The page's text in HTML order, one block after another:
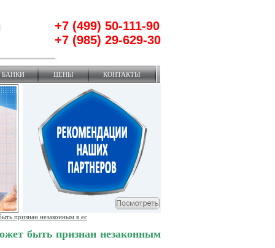
+7 (499) 50-111-90
+7 (985) 29-629-30
БАНКИ ЦЕНЫ КОНТАКТЫ
признан незаконным в ес
быть признан незаконным